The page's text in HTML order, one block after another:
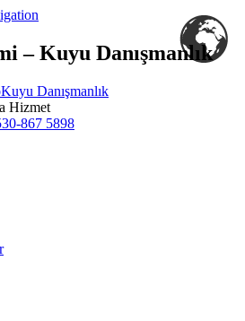
– Kuyu Danışmanlık
Kuyu Danışmanlık
Hizmet
867 5898